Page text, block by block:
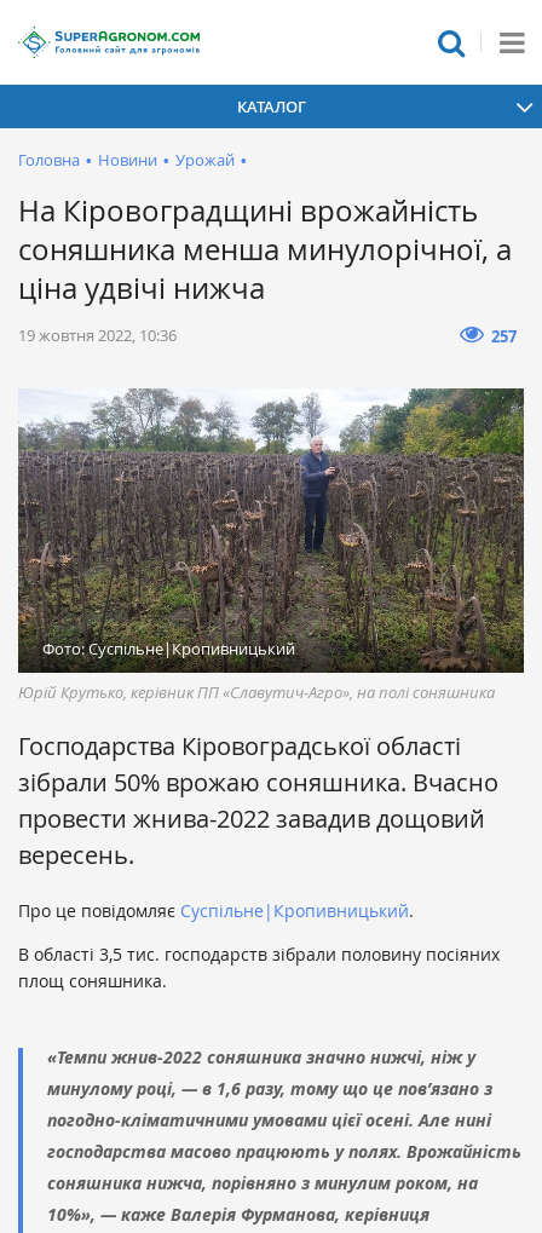
КАТАЛОГ
Головна • Новини • Урожай •
На Кіровоградщині врожайність
соняшника менша минулорічної, а
ціна удвічі нижча
19 жовтня 2022, 10:36 257
Фото: Суспільне|Кропивницький
Юрій Крутько, керівник ПП «Славутич-Агро», на полі соняшника
Господарства Кіровоградської області
зібрали 50% врожаю соняшника. Вчасно
провести жнива-2022 завадив дощовий
вересень.
Про це повідомляє Суспільне|Кропивницький.
В області 3,5 тис. господарств зібрали половину посіяних
площ соняшника.
«Темпи жнив-2022 соняшника значно нижчі, ніж у
минулому році, — в 1,6 разу, тому що це пов’язано з
погодно-кліматичними умовами цієї осені. Але нині
господарства масово працюють у полях. Врожайність
соняшника нижча, порівняно з минулим роком, на
10%», — каже Валерія Фурманова, керівниця